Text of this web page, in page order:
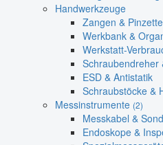
Handwerkzeuge
Zangen &
Werkbank &
Werkstatt-
Schraubendreher
ESD & Antistatik
Schraubstöcke &
Messinstrumente (2)
Messkabel &
Endoskope &